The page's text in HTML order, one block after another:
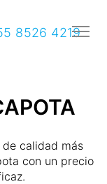
8526 4219
de calidad más
con un precio